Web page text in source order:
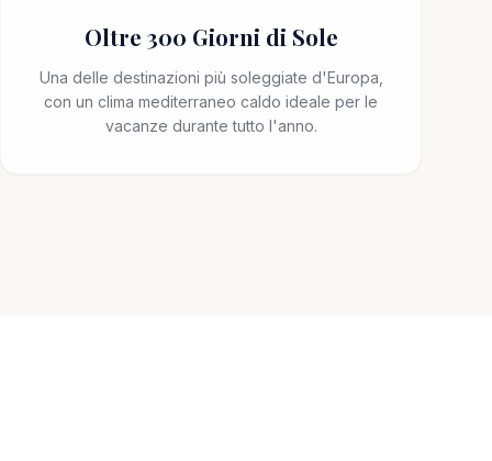
Oltre 300 Giorni di Sole
Una delle destinazioni più soleggiate d'Europa,
con un clima mediterraneo caldo ideale per le
vacanze durante tutto l'anno.